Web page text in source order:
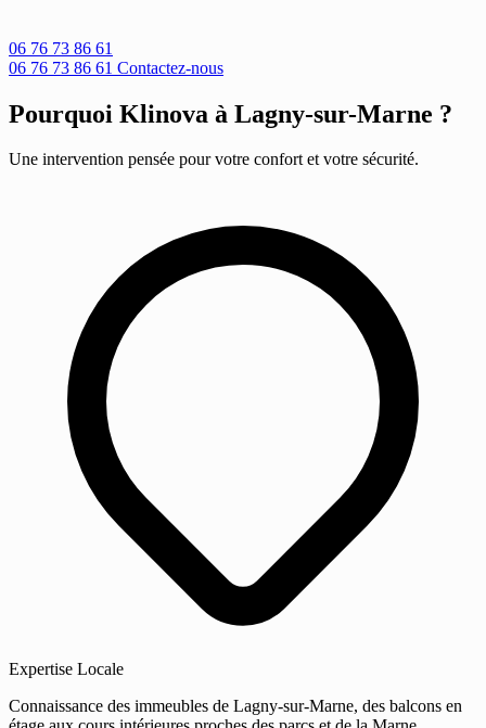
06 76 73 86 61
06 76 73 86 61 Contactez-nous
Pourquoi Klinova à Lagny-sur-Marne ?
Une intervention pensée pour votre confort et votre sécurité.
Expertise Locale
Connaissance des immeubles de Lagny-sur-Marne, des balcons en